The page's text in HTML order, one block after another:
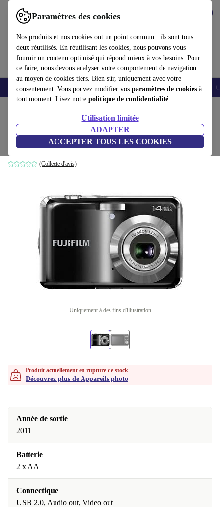
Paramètres des cookies
Nos produits et nos cookies ont un point commun : ils sont tous
deux réutilisés. En réutilisant les cookies, nous pouvons vous
fournir un contenu optimisé qui répond mieux à vos besoins. Pour
ce faire, nous devons analyser votre comportement de navigation
au moyen de cookies tiers. Bien sûr, uniquement avec votre
consentement. Vous pouvez modifier vos paramètres de cookies à
tout moment. Lisez notre politique de confidentialité.
Utilisation limitée
ADAPTER
ACCEPTER TOUS LES COOKIES
Utilisez refurbed rapidement et facilement
Smartphones Laptops Tablettes Montres connectées Accessoires
Fujifilm FinePix AV200
Noir
(Collecte d'avis)
Uniquement à des fins d'illustration
Produit actuellement en rupture de stock
Découvrez plus de Appareils photo
Année de sortie
2011
Batterie
2 x AA
Connectique
USB 2.0, Audio out, Video out